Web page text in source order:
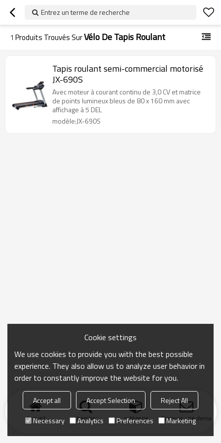
Entrez un terme de recherche
1 Produits Trouvés SurVélo De Tapis Roulant
Tapis roulant semi-commercial motorisé
JX-690S
Avec moteur à courant continu de 3,0 CV et matrice
de points lumineux bleus de 80 x 160 mm avec
affichage à 5 DEL
modèle:JX-690S
Accueil chercher catégorie Envoyer une
Cookie settings
We use cookies to provide you with the best possible
experience. They also allow us to analyze user behavior in
order to constantly improve the website for you.
Accept all Accept Selection
Reject All
Necessary
Analytics Preferences Marketing